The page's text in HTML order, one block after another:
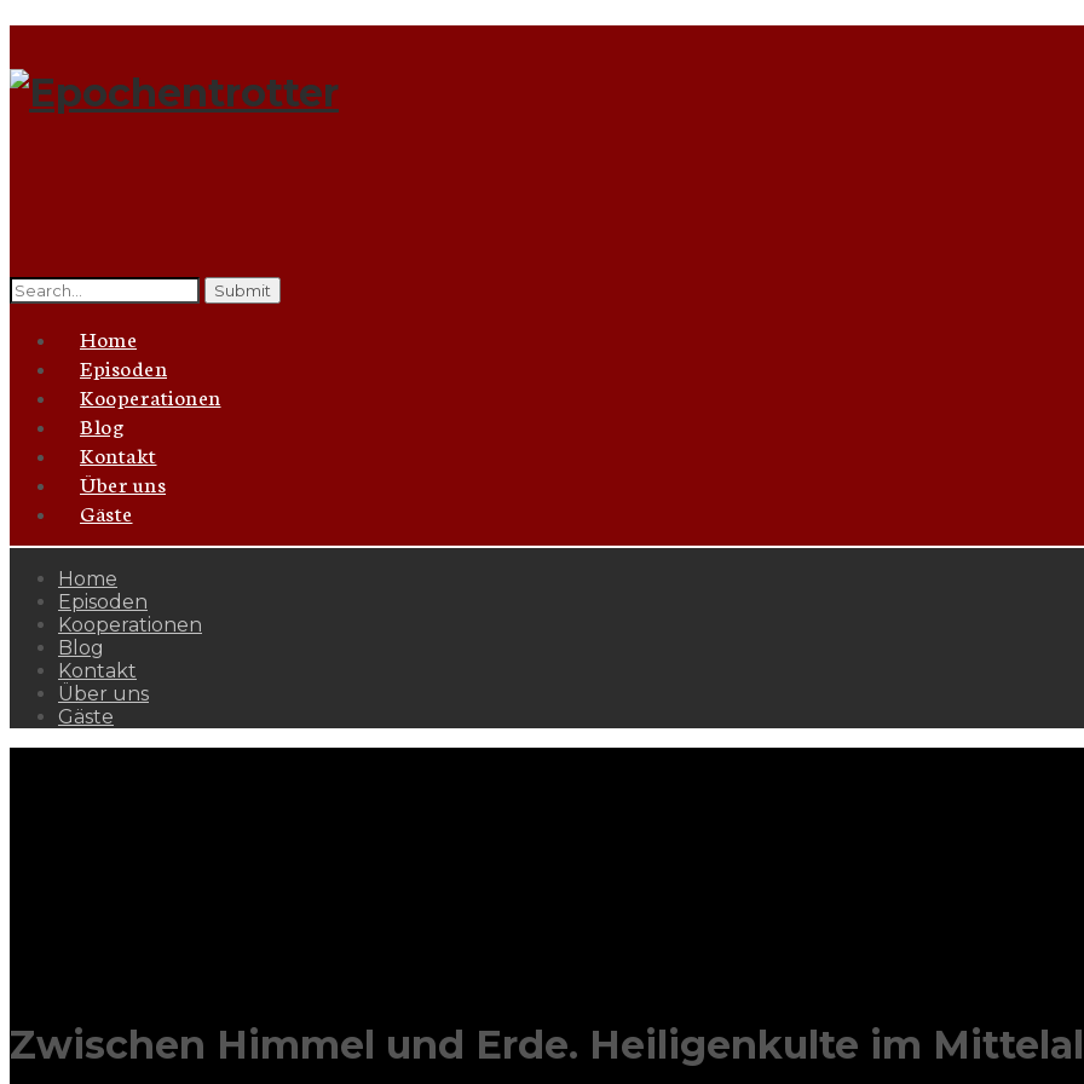
Search
for:
Home
Episoden
Kooperationen
Blog
Kontakt
Über uns
Gäste
Home
Episoden
Kooperationen
Blog
Kontakt
Über uns
Gäste
Zwischen Himmel und Erde. Heiligenkulte im